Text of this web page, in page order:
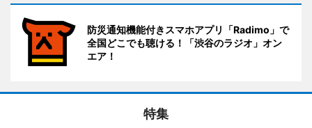
防災通知機能付きスマホアプリ「Radimo」で
全国どこでも聴ける！「渋谷のラジオ」オン
エア！
特集